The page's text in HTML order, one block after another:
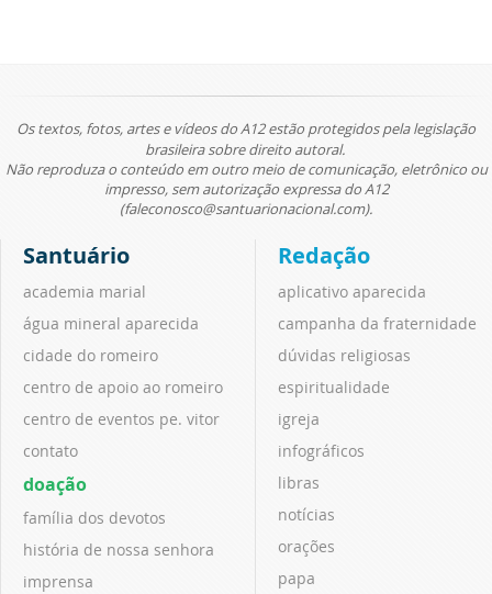
Os textos, fotos, artes e vídeos do A12 estão protegidos pela legislação
brasileira sobre direito autoral.
Não reproduza o conteúdo em outro meio de comunicação, eletrônico ou
impresso, sem autorização expressa do A12
(faleconosco@santuarionacional.com).
Santuário
academia marial
água mineral aparecida
cidade do romeiro
centro de apoio ao romeiro
centro de eventos pe. vitor
contato
doação
família dos devotos
história de nossa senhora
imprensa
Redação
aplicativo aparecida
campanha da fraternidade
dúvidas religiosas
espiritualidade
igreja
infográficos
libras
notícias
orações
papa